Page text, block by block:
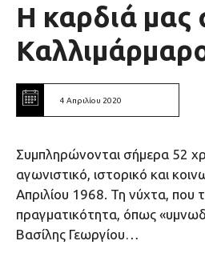
Η καρδιά μας
4 Απριλίου 2020
Συμπληρώνονται σήμερα 52
αγωνιστικό, ιστορικό και
Απριλίου 1968. Τη νύχτα, που
πραγματικότητα, όπως
Βασίλης Γεωργίου…